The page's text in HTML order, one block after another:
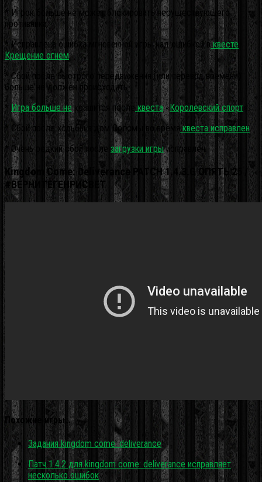
* Игрок больше не может блокировать несуществующего
противника.
* Исправлена ошибка мгновенной игры над ошибкой вквесте
Крещение огнем.
* Сбой после быстрого передвижения (или перевод времени)
больше не должен происходить.
* Игра больше некрашится после квеста« Королевский спорт ».
* Сбой после ходьбы в дом Соломы во время квеста исправлен.
* Очень редкий сбой после загрузки игрыисправлен.
Kingdom Come: Deliverance PATCH 1.4.3.G ОПЯТЬ 25 /
#ВЕРНИТЕГЕНРИСВЕТ
Похожие игры…
Задания kingdom come: deliverance
Патч 1.4.2 для kingdom come: deliverance исправляет
несколько ошибок